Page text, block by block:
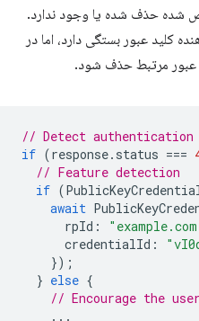
شده حذف شده یا وجود ندارد.
کلید عبور بستگی دارد، اما در
عبور مرتبط حذف شود.
// Detect
if (response. status ===
// Feature detection
if (
await
rpId :
credentialId :
});
} else {
// Encourage the
...